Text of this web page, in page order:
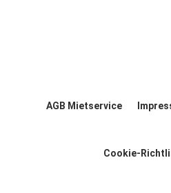
AGB Mietservice
Cookie-